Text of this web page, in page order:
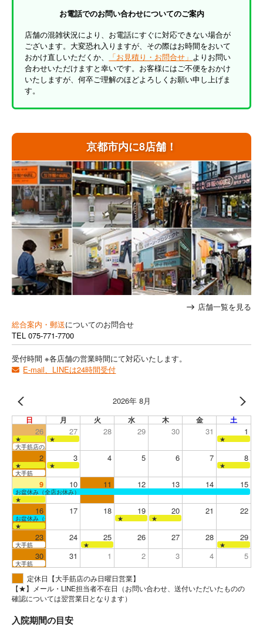
京都市内に8店舗！
店舗一覧を見る
総合案内・郵送についてのお問合せ
TEL 075-771-7700
受付時間 ※各店舗の営業時間にて対応いたします。
E-mail、LINEは24時間受付
2026年 8月
日 月 火 水 木 金 土
26 27 28 29 30 31 1
★ ★
★
大手筋店のみ営業
2 3 4 5 6 7 8
★ ★
★
大手筋
9 10 11 12 13 14 15
お盆休み（全店お休み）
★
16 17 18 19 20 21 22
お盆休み（全店お休み） ★
★
★
23 24 25 26 27 28 29
大手筋 ★ ★
30 31 1 2 3 4 5
大手筋
定休日【大手筋店のみ日曜日営業】
【★】メール・LINE担当者不在日（お問い合わせ、送付いただいたものの
確認については翌営業日となります）
入院期間の目安
お電話でのお問い合わせについてのご案内
店舗の混雑状況により、お電話にすぐに対応できない場合が
ございます。大変恐れ入りますが、その際はお時間をおいて
おかけ直しいただくか、
「お見積り・お問合せ」 よりお問い
合わせいただけますと幸いです。お客様にはご不便をおかけ
いたしますが、何卒ご理解のほどよろしくお願い申し上げま
す。